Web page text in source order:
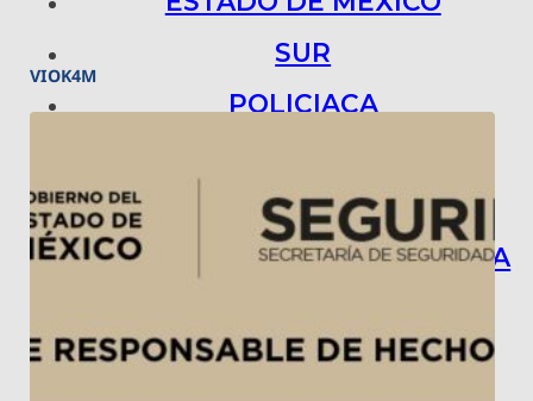
SUR
POLICIACA
INTERNACIONAL
ARTE, CIENCIA Y TECNOLOGÍA
BAJO LA LUPA
VIOK4M